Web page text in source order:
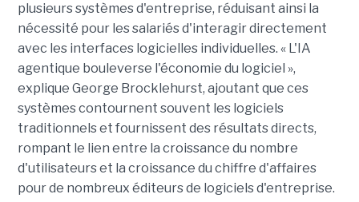
plusieurs systèmes d'entreprise, réduisant ainsi la
nécessité pour les salariés d'interagir directement
avec les interfaces logicielles individuelles. « L'IA
agentique bouleverse l'économie du logiciel »,
explique George Brocklehurst, ajoutant que ces
systèmes contournent souvent les logiciels
traditionnels et fournissent des résultats directs,
rompant le lien entre la croissance du nombre
d'utilisateurs et la croissance du chiffre d'affaires
pour de nombreux éditeurs de logiciels d'entreprise.